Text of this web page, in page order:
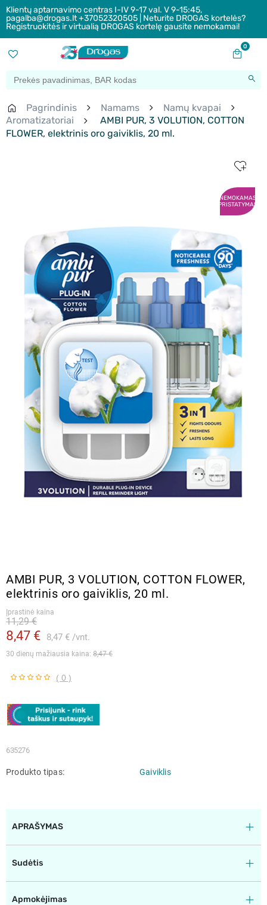
Klientų aptarnavimo centras I-IV 9-17 val. V 9-15:45,
pagalba@drogas.lt +37052320505 | Neturite DROGAS kortelės?
Registruokitės ir virtualią DROGAS kortelę gausite nemokamai!
0
Pagrindinis Namams
Namų kvapai
Aromatizatoriai
AMBI PUR, 3 VOLUTION, COTTON
FLOWER, elektrinis oro gaiviklis, 20 ml.
NEMOKAMAS
PRISTATYMAS
AMBI PUR, 3 VOLUTION, COTTON FLOWER,
elektrinis oro gaiviklis, 20 ml.
Įprastinė kaina
8,47 € 8,47 € vnt.
11,29 €
30 dienų mažiausia kaina: 8,47 €
( 0 )
635276
Produkto tipas Gaiviklis
APRAŠYMAS
Sudėtis
Apmokėjimas